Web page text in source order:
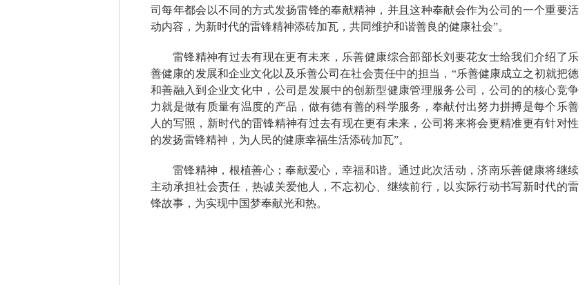
司每年都会以不同的方式发扬雷锋的奉献精神，并且这种奉献会作为公司的一个重要活
动内容，为新时代的雷锋精神添砖加瓦，共同维护和谐善良的健康社会”。
雷锋精神有过去有现在更有未来，乐善健康综合部部长刘要花女士给我们介绍了乐
善健康的发展和企业文化以及乐善公司在社会责任中的担当，“乐善健康成立之初就把德
和善融入到企业文化中，公司是发展中的创新型健康管理服务公司，公司的的核心竞争
力就是做有质量有温度的产品，做有德有善的科学服务，奉献付出努力拼搏是每个乐善
人的写照，新时代的雷锋精神有过去有现在更有未来，公司将来将会更精准更有针对性
的发扬雷锋精神，为人民的健康幸福生活添砖加瓦”。
雷锋精神，根植善心；奉献爱心，幸福和谐。通过此次活动，济南乐善健康将继续
主动承担社会责任，热诚关爱他人，不忘初心、继续前行，以实际行动书写新时代的雷
锋故事，为实现中国梦奉献光和热。